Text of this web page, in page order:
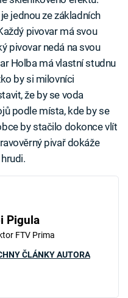
jednou ze základních
pivovar má svou
pivovar nedá na svou
Holba má vlastní studnu
by si milovníci
že by se voda
podle místa, kde by se
by stačilo dokonce vlít
pivař dokáže
Pigula
FTV Prima
ČLÁNKY AUTORA